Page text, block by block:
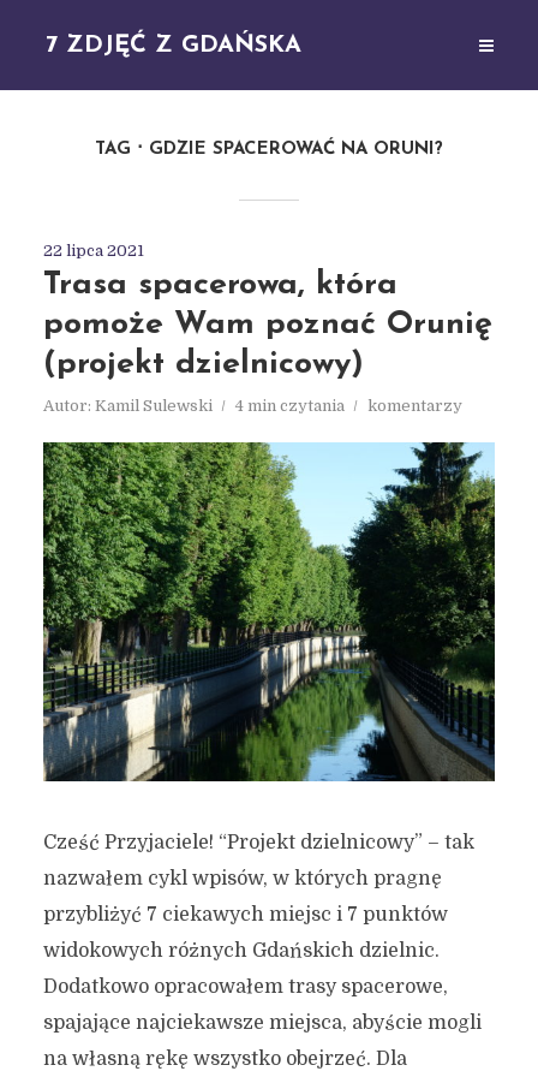
7 ZDJĘĆ Z GDAŃSKA
TAG GDZIE SPACEROWAĆ NA ORUNI?
22 lipca 2021
Trasa spacerowa, która
pomoże Wam poznać Orunię
(projekt dzielnicowy)
Autor: Kamil Sulewski 4 min czytania komentarzy
Cześć Przyjaciele! “Projekt dzielnicowy” – tak
nazwałem cykl wpisów, w których pragnę
przybliżyć 7 ciekawych miejsc i 7 punktów
widokowych różnych Gdańskich dzielnic.
Dodatkowo opracowałem trasy spacerowe,
spajające najciekawsze miejsca, abyście mogli
na własną rękę wszystko obejrzeć. Dla